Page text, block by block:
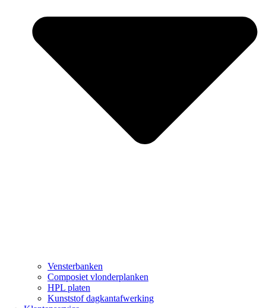
Vensterbanken
Composiet vlonderplanken
HPL platen
Kunststof dagkantafwerking